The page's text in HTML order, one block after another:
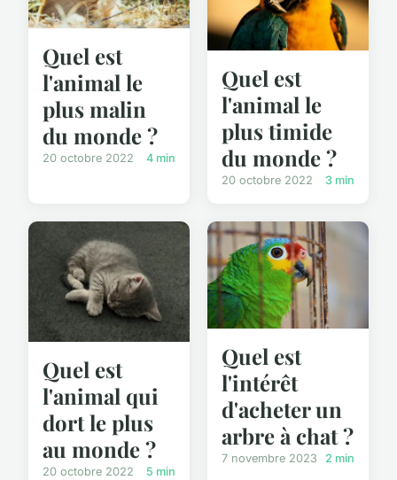
Quel est
l'animal le
plus malin
du monde ?
20 octobre 2022 4 min
Quel est
l'animal le
plus timide
du monde ?
20 octobre 2022 3 min
Quel est
l'animal qui
dort le plus
au monde ?
20 octobre 2022 5 min
Quel est
l'intérêt
d'acheter un
arbre à chat ?
7 novembre 2023 2 min